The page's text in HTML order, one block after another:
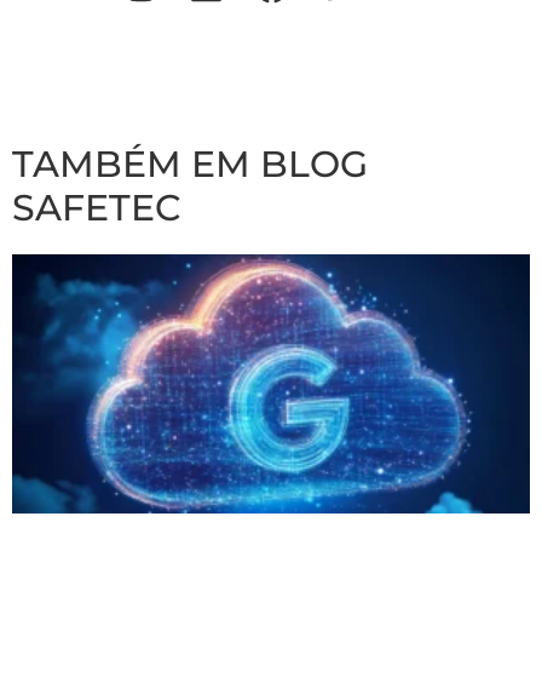
TAMBÉM EM BLOG
SAFETEC